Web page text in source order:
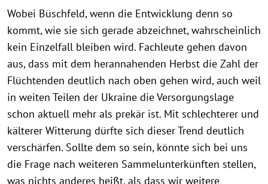
Wobei Büschfeld, wenn die Entwicklung denn so
kommt, wie sie sich gerade abzeichnet, wahrscheinlich
kein Einzelfall bleiben wird. Fachleute gehen davon
aus, dass mit dem herannahenden Herbst die Zahl der
Flüchtenden deutlich nach oben gehen wird, auch weil
in weiten Teilen der Ukraine die Versorgungslage
schon aktuell mehr als prekär ist. Mit schlechterer und
kälterer Witterung dürfte sich dieser Trend deutlich
verschärfen. Sollte dem so sein, könnte sich bei uns
die Frage nach weiteren Sammelunterkünften stellen,
was nichts anderes heißt, als dass wir weitere